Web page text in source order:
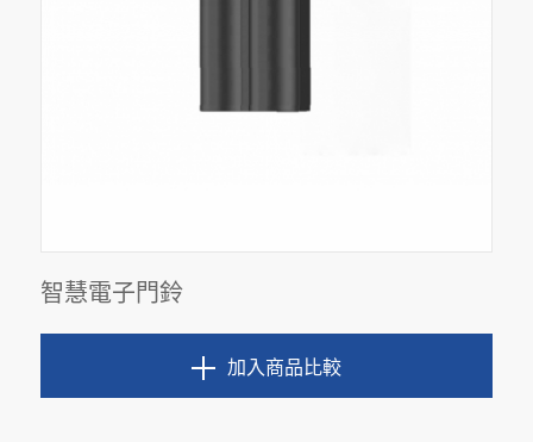
智慧電子門鈴
加入商品比較